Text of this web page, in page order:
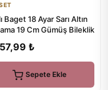
Baget 18 Ayar Sarı Altın
19 Cm Gümüş Bileklik
₺
Sepete Ekle